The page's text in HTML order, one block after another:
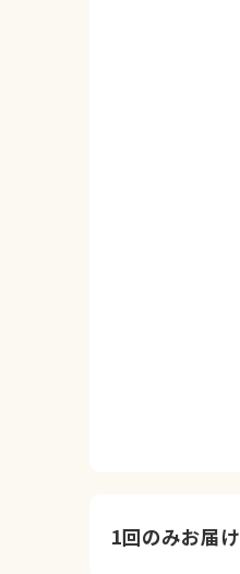
1回のみお届け